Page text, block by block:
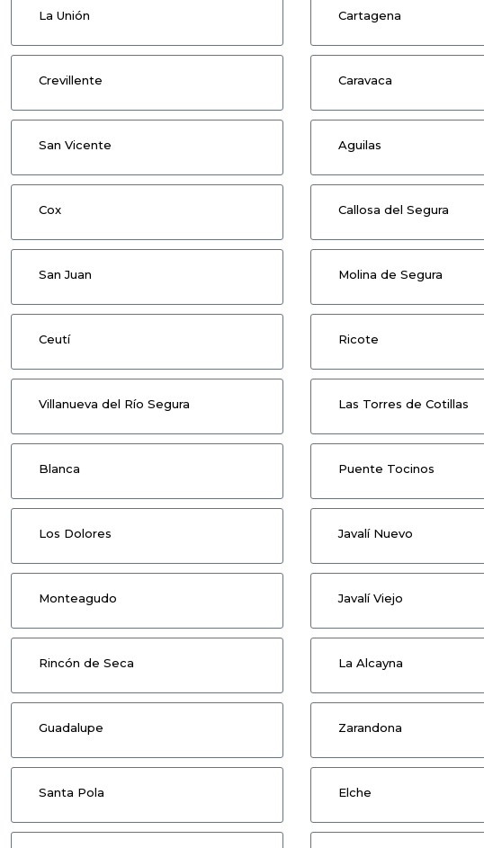
La Unión Cartagena
Crevillente Caravaca
San Vicente Aguilas
Cox Callosa del Segura
San Juan Molina de Segura
Ceutí Ricote
Villanueva del Río Segura Las Torres de Cotillas
Blanca Puente Tocinos
Los Dolores Javalí Nuevo
Monteagudo Javalí Viejo
Rincón de Seca La Alcayna
Guadalupe Zarandona
Santa Pola Elche